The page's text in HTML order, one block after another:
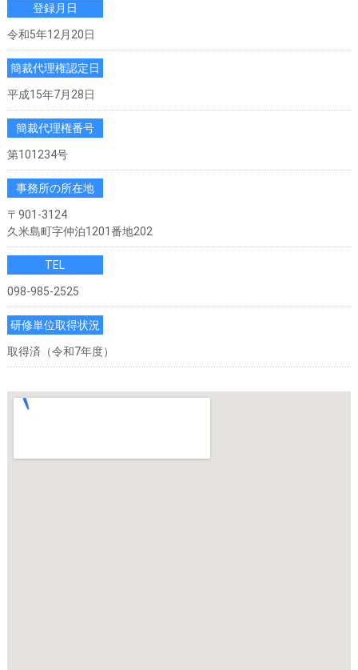
登録月日
令和5年12月20日
簡裁代理権認定日
平成15年7月28日
簡裁代理権番号
第101234号
事務所の所在地
〒901-3124
久米島町字仲泊1201番地202
TEL
098-985-2525
研修単位取得状況
取得済（令和7年度）